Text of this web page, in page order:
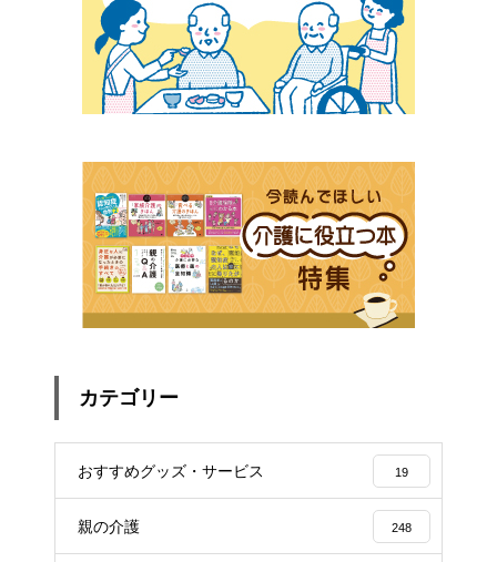
カテゴリー
おすすめグッズ・サービス 19
親の介護 248